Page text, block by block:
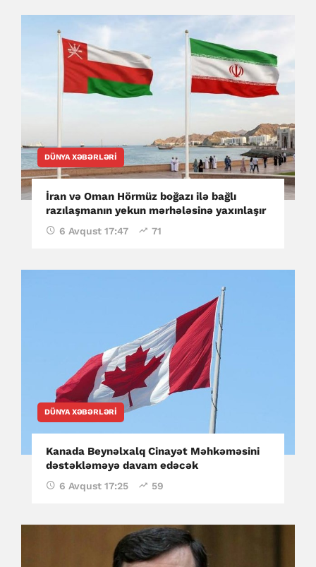
DÜNYA XƏBƏRLƏRI
İran və Oman Hörmüz boğazı ilə bağlı
razılaşmanın yekun mərhələsinə yaxınlaşır
6 Avqust 17:47 71
DÜNYA XƏBƏRLƏRI
Kanada Beynəlxalq Cinayət Məhkəməsini
dəstəkləməyə davam edəcək
6 Avqust 17:25 59